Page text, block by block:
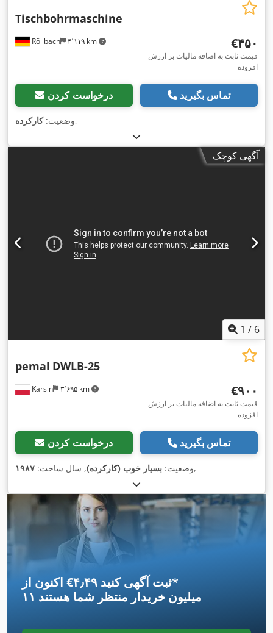
Röllbach ۴٬۱۱۹ km
Tischbohrmaschine
‎€۴۵۰
قیمت ثابت به اضافه مالیات بر ارزش
افزوده
درخواست کردن تماس بگیرید
وضعیت:کارکرده ,
آگهی کوچک
1 / 6
Karsin ۳٬۶۹۵ km
pemal DWLB-25
‎€۹۰۰
قیمت ثابت به اضافه مالیات بر ارزش
افزوده
درخواست کردن تماس بگیرید
وضعیت: بسیار خوب (کارکرده), سال ساخت: ۱۹۸۷ ,
اکنون از ‎€۴٫۴۹ ثبت آگهی کنید*
۱۱ میلیون خریدار منتظر شما هستند